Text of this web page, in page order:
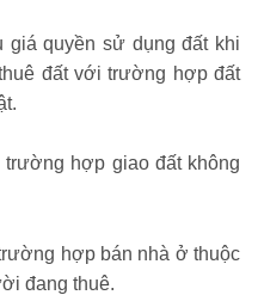
quyền sử dụng đất khi
đất với trường hợp đất
hợp giao đất không
hợp bán nhà ở thuộc
đang thuê.